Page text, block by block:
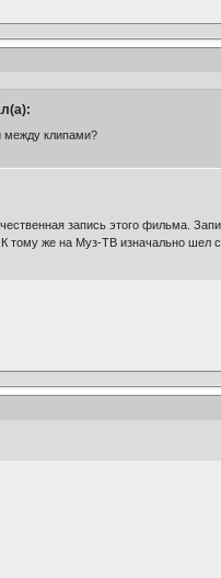
между клипами?
запись этого фильма.
же на Муз-ТВ изначально шел